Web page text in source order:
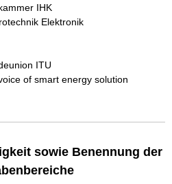
IHK
Elektronik
ITU
of smart energy solution
sowie Benennung der